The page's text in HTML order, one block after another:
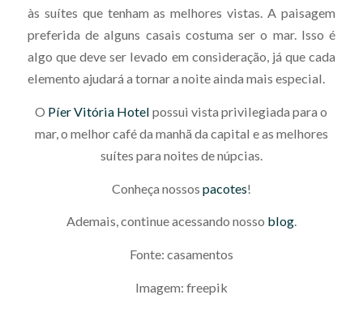
às suítes que tenham as melhores vistas. A paisagem
preferida de alguns casais costuma ser o mar. Isso é
algo que deve ser levado em consideração, já que cada
elemento ajudará a tornar a noite ainda mais especial.
O Píer Vitória Hotel possui vista privilegiada para o
mar, o melhor café da manhã da capital e as melhores
suítes para noites de núpcias.
Conheça nossos pacotes!
Ademais, continue acessando nosso blog.
Fonte: casamentos
Imagem: freepik